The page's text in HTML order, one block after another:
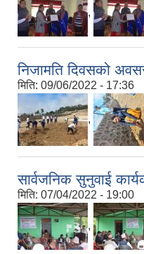
,
निजामति दिवसको
मिति: 09/06/2022 - 17:36
,
सार्वजनिक सुनुवाई
मिति: 07/04/2022 - 19:00
,